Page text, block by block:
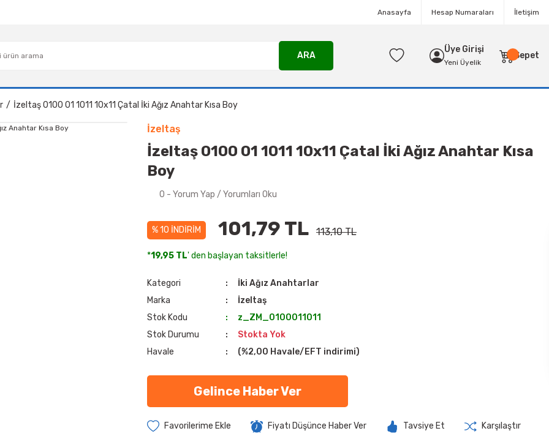
Anasayfa Hesap Numaraları İletişim
ARA
Üye Girişi
Yeni Üyelik
Sepet
İzeltaş 0100 01 1011 10x11 Çatal İki Ağız Anahtar Kısa Boy
İzeltaş
İzeltaş 0100 01 1011 10x11 Çatal İki Ağız Anahtar Kısa
Boy
0 - Yorum Yap / Yorumları Oku
% 10 İNDİRİM 101,79 TL 113,10 TL
*19,95 TL' den başlayan taksitlerle!
Kategori
İki Ağız Anahtarlar
Marka
İzeltaş
Stok Kodu
z_ZM_0100011011
Stok Durumu
Stokta Yok
Havale
(%2,00 Havale/EFT indirimi)
Gelince Haber Ver
Fiyatı Düşünce Haber Ver Tavsiye Et Karşılaştır